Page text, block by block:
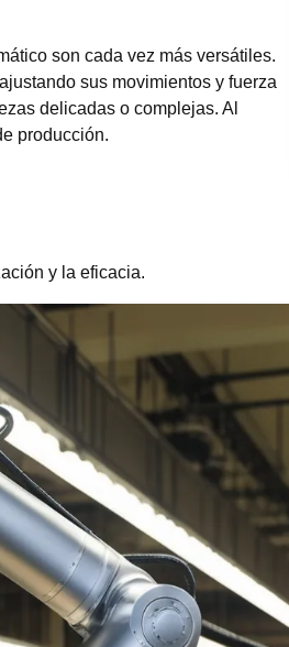
son cada vez más versátiles.
sus movimientos y fuerza
delicadas o complejas. Al
producción.
y la eficacia.